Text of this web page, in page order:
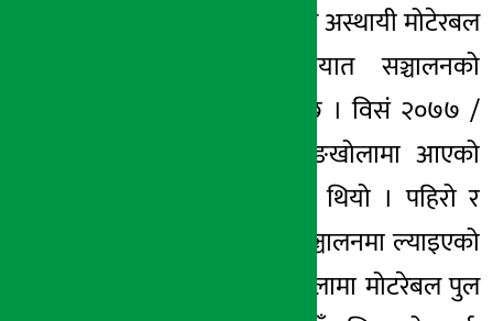
फेदीमा गाउँपालिकाले अस्थायी मोटेरबल
पुल बनाएर यातायात सञ्चालनको
व्यवस्था मिलाएको छ । विसं २०७७ /
७८ को बर्खामा दाङखोलामा आएको
बाढीले पुल पुरिएको थियो । पहिरो र
बाढी पन्छाएर पुल सञ्चालनमा ल्याइएको
छ । फेदीको दाङखोलामा मोटरेबल पुल